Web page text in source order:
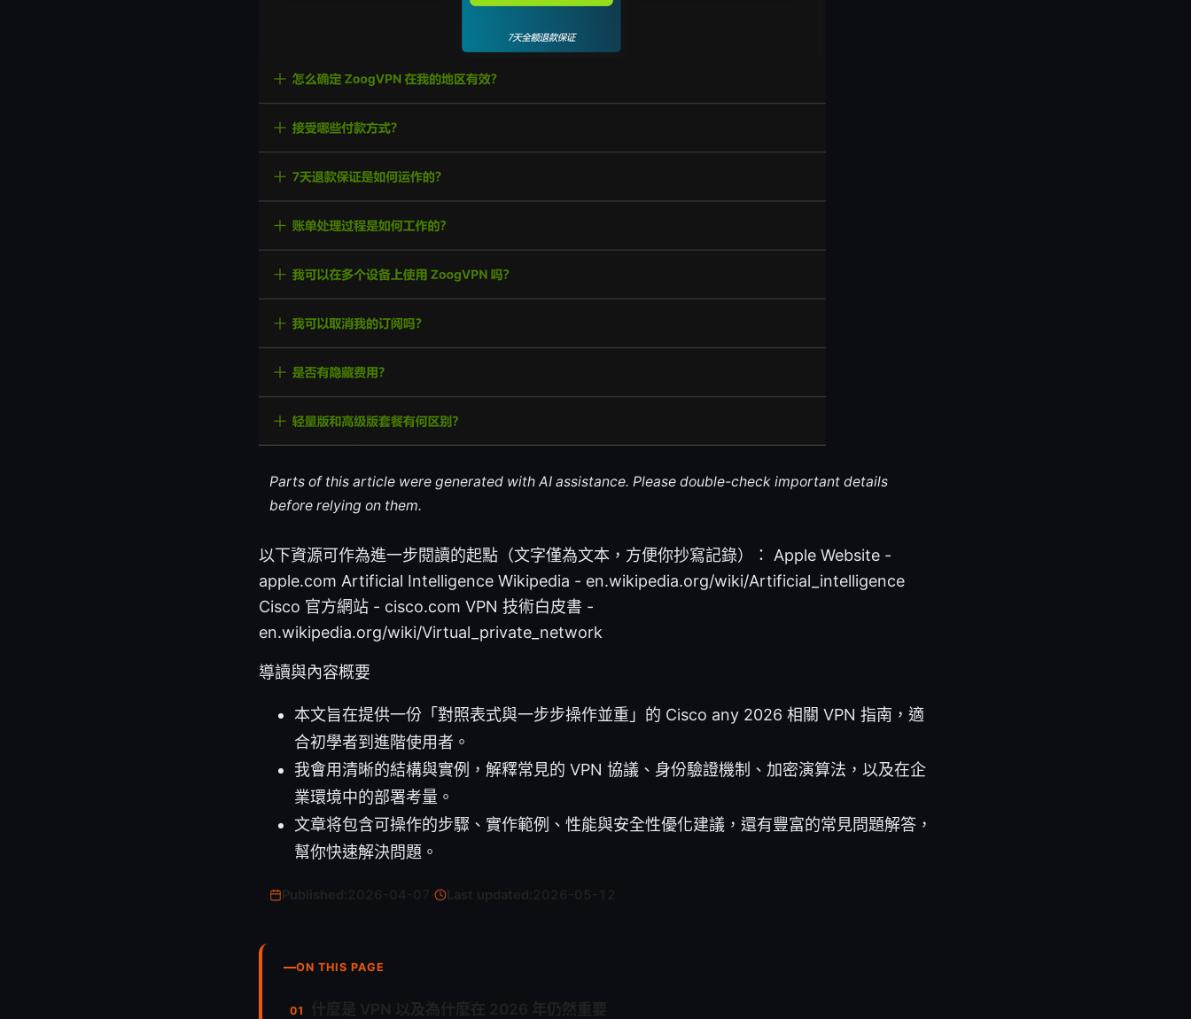
Parts of this article were generated with AI assistance. Please double-check important details
before relying on them.
以下資源可作為進一步閱讀的起點（文字僅為文本，方便你抄寫記錄）： Apple Website -
apple.com Artificial Intelligence Wikipedia - en.wikipedia.org/wiki/Artificial_intelligence
Cisco 官方網站 - cisco.com VPN 技術白皮書 -
en.wikipedia.org/wiki/Virtual_private_network
導讀與內容概要
本文旨在提供一份「對照表式與一步步操作並重」的 Cisco any 2026 相關 VPN 指南，適
合初學者到進階使用者。
我會用清晰的結構與實例，解釋常見的 VPN 協議、身份驗證機制、加密演算法，以及在企
業環境中的部署考量。
文章将包含可操作的步驟、實作範例、性能與安全性優化建議，還有豐富的常見問題解答，
幫你快速解決問題。
Last updated:
ON THIS PAGE